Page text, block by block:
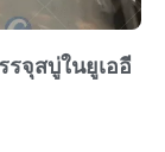
จุสบู่ในยูเออี